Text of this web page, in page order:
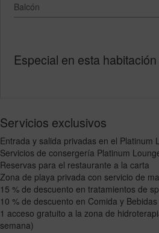
Balcón
Especial en esta habitación
Servicios exclusivos
Entrada y salida privadas en el Platinum
Servicios de consergería Platinum
Reservas para el restaurante a la carta
Zona de playa privada con servicio de
15 % de descuento en tratamientos de
10 % de descuento en Comida y Bebidas
1 acceso gratuito a la zona de
semana)